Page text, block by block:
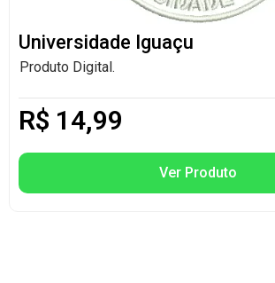
Universidade Iguaçu
Produto Digital.
R$ 14,99
Ver Produto